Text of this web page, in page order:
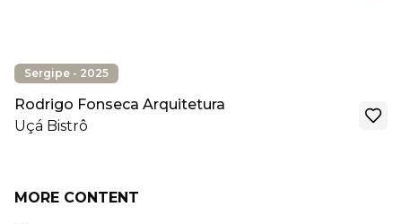
Sergipe - 2025
Rodrigo Fonseca Arquitetura
Uçá Bistrô
MORE CONTENT